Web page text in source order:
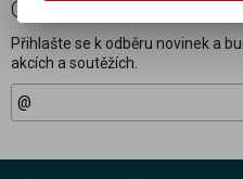
ODBĚR NOVINEK
Přihlašte se k odběru novinek a
akcích a soutěžích.